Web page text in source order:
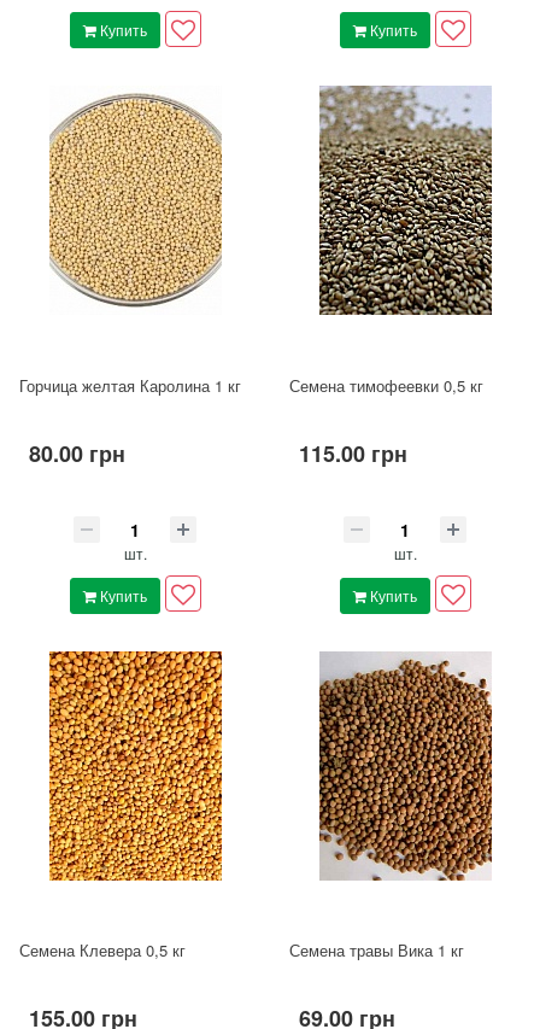
Купить Купить
Горчица желтая Каролина 1 кг
80.00 грн
шт.
Купить
Семена тимофеевки 0,5 кг
115.00 грн
шт.
Купить
Семена Клевера 0,5 кг
155.00 грн
Семена травы Вика 1 кг
69.00 грн